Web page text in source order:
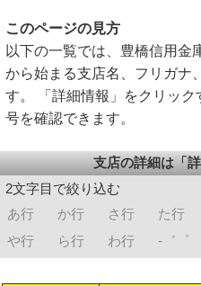
このページの見方
以下の一覧では、豊橋信用金
から始まる支店名、フリガナ
す。 「詳細情報」をクリッ
号を確認できます。
支店の詳細は「
2文字目で絞り込む
あ行 か行 さ行 た行
や行
ら行 わ行 -゛゜